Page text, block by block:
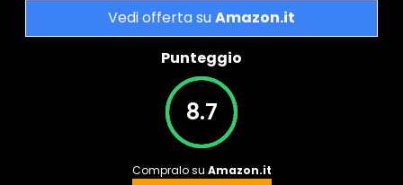
Vedi offerta suAmazon.it
Punteggio
8.7
Compralo su Amazon.it